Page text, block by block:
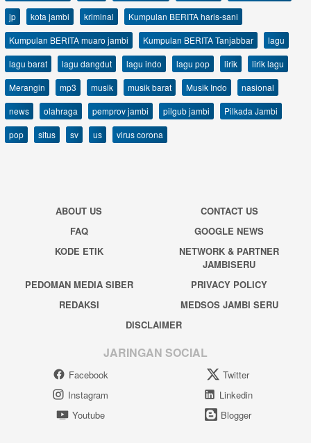
jp
kota jambi kriminal
Kumpulan BERITA haris-sani
Kumpulan BERITA muaro jambi
Kumpulan BERITA Tanjabbar
lagu
lagu barat
lagu dangdut lagu indo lagu pop lirik
lirik lagu
Merangin
mp3 musik musik barat Musik Indo
nasional
news
olahraga pemprov jambi pilgub jambi
Pilkada Jambi
pop
situs sv us virus corona
ABOUT US
CONTACT US
FAQ
GOOGLE NEWS
KODE ETIK
NETWORK & PARTNER
JAMBISERU
PEDOMAN MEDIA SIBER
PRIVACY POLICY
REDAKSI
MEDSOS JAMBI SERU
DISCLAIMER
JARINGAN SOCIAL
Facebook
Twitter
Instagram
Linkedin
Youtube
Blogger